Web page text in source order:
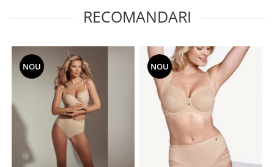
RECOMANDARI
NOU NOU